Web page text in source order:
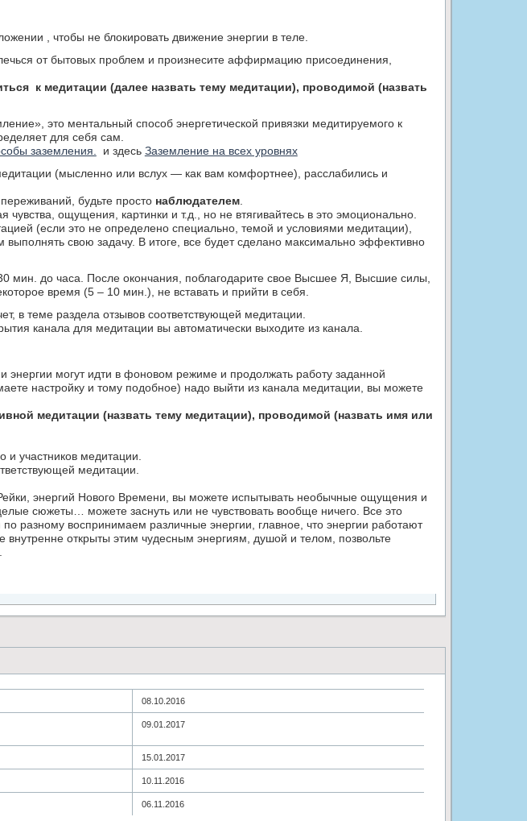
, чтобы не блокировать движение энергии в теле.
от бытовых проблем и произнесите аффирмацию присоединения,
к медитации (далее назвать тему медитации), проводимой (назвать
это ментальный способ энергетической привязки медитируемого к
для себя сам.
заземления. и здесь Заземление на всех уровнях
(мысленно или вслух — как вам комфортнее), расслабились и
будьте просто наблюдателем.
ощущения, картинки и т.д., но не втягивайтесь в это эмоционально.
(если это не определено специально, темой и условиями медитации),
свою задачу. В итоге, все будет сделано максимально эффективно
мин. до часа. После окончания, поблагодарите свое Высшее Я, Высшие силы,
время (5 – 10 мин.), не вставать и прийти в себя.
в теме раздела отзывов соответствующей медитации.
канала для медитации вы автоматически выходите из канала.
энергии могут идти в фоновом режиме и продолжать работу заданной
настройку и тому подобное) надо выйти из канала медитации, вы можете
медитации (назвать тему медитации), проводимой (назвать имя или
участников медитации.
медитации.
энергий Нового Времени, вы можете испытывать необычные ощущения и
сюжеты… можете заснуть или не чувствовать вообще ничего. Все это
разному воспринимаем различные энергии, главное, что энергии работают
открыты этим чудесным энергиям, душой и телом, позвольте
08.10.2016
09.01.2017
15.01.2017
10.11.2016
06.11.2016